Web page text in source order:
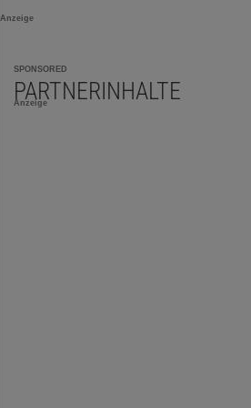
Anzeige
SPONSORED
PARTNERINHALTE
Anzeige